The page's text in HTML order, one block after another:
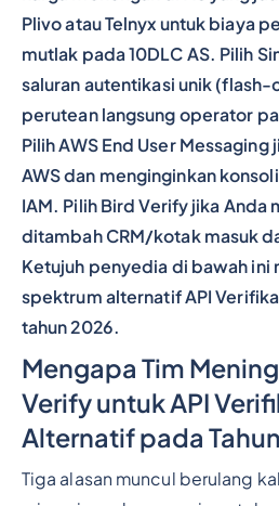
Plivo atau Telnyx untuk biaya
mutlak pada 10DLC AS. Pilih
saluran autentikasi unik (flash-
perutean langsung operator
Pilih AWS End User
AWS dan menginginkan
IAM. Pilih Bird Verify jika Anda
ditambah CRM/kotak masuk
Ketujuh penyedia di bawah ini
spektrum alternatif API
tahun 2026.
Mengapa Tim
Verify untuk API
Alternatif pada
Tiga alasan muncul berulang